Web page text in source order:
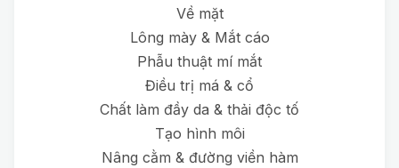
Về mặt
Lông mày & Mắt cáo
Phẫu thuật mí mắt
Điều trị má & cổ
Chất làm đầy da & thải độc tố
Tạo hình môi
Nâng cằm & đường viền hàm